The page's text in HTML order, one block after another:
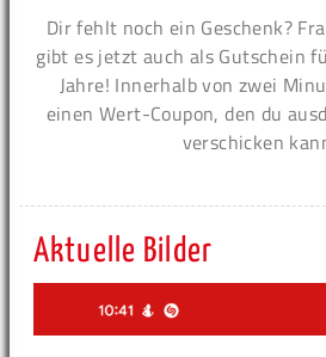
Dir fehlt noch ein Geschenk?
gibt es jetzt auch als Gutschein
Jahre! Innerhalb von zwei
einen Wert-Coupon, den du
verschicken
Aktuelle Bilder